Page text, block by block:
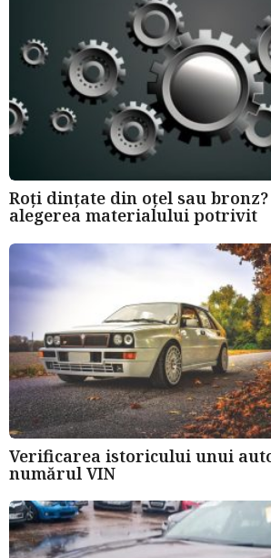
g
o
Roți dințate din oțel sau
alegerea materialului potrivit
Verificarea istoricului unui
numărul VIN